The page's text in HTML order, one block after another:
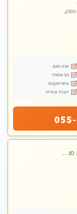
חניה חינם
נקי ומסודר
עיסוי מקצועי
דוברת עיברית
למלון -מעסה מקצועית מוסמכת לבית המלון בלבד. כל סוגי העיסויים מעסה מקצועית ואיכותית.